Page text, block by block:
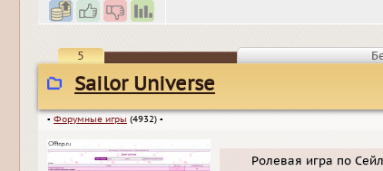
5
Sailor Universe
▪ Форумные игры (4932) ▪
Ролевая игра по